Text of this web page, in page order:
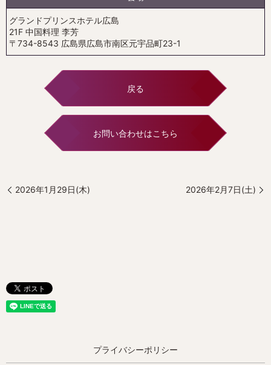
グランドプリンスホテル広島
21F 中国料理 李芳
〒734-8543 広島県広島市南区元宇品町23-1
戻る
お問い合わせはこちら
2026年1月29日(木) 2026年2月7日(土)
プライバシーポリシー